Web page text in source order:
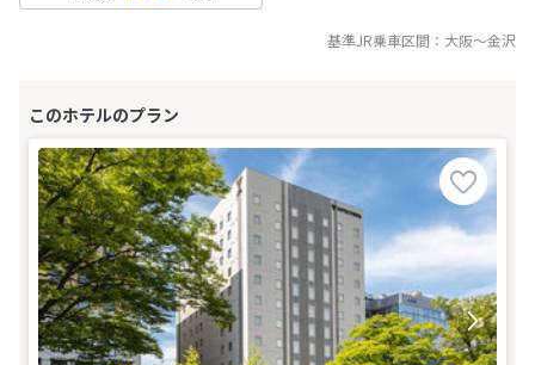
基準JR乗車区間： 大阪～金沢